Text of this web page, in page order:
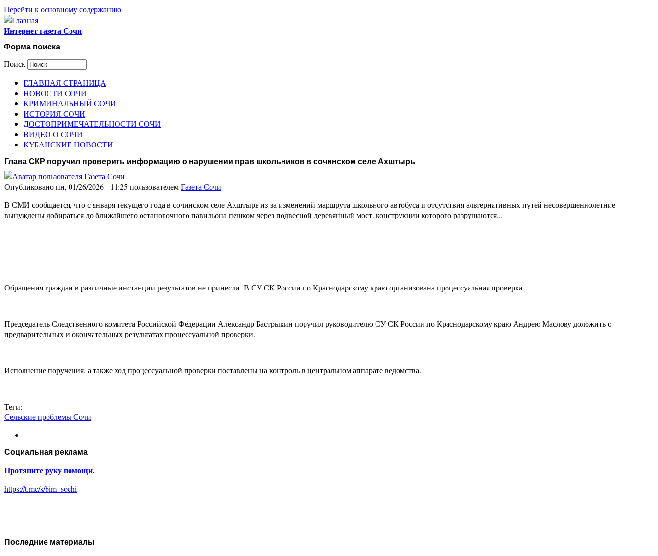
Перейти к основному содержанию
Интернет газета Сочи
Форма поиска
Поиск
ГЛАВНАЯ СТРАНИЦА
НОВОСТИ СОЧИ
КРИМИНАЛЬНЫЙ СОЧИ
ИСТОРИЯ СОЧИ
ДОСТОПРИМЕЧАТЕЛЬНОСТИ СОЧИ
ВИДЕО О СОЧИ
КУБАНСКИЕ НОВОСТИ
Глава СКР поручил проверить информацию о нарушении прав школьников в сочинском селе Ахштырь
Опубликовано пн, 01/26/2026 - 11:25 пользователемГазета Сочи
В СМИ сообщается, что с января текущего года в сочинском селе Ахштырь из-за изменений маршрута школьного автобуса и отсутствия альтернативных путей несовершеннолетние
вынуждены добираться до ближайшего остановочного павильона пешком через подвесной деревянный мост, конструкции которого разрушаются...
Обращения граждан в различные инстанции результатов не принесли. В СУ СК России по Краснодарскому краю организована процессуальная проверка.
Председатель Следственного комитета Российской Федерации Александр Бастрыкин поручил руководителю СУ СК России по Краснодарскому краю Андрею Маслову доложить о
предварительных и окончательных результатах процессуальной проверки.
Исполнение поручения, а также ход процессуальной проверки поставлены на контроль в центральном аппарате ведомства.
Теги:
Сельские проблемы Сочи
Социальная реклама
Протяните руку помощи.
https://t.me/s/bim_sochi
Последние материалы